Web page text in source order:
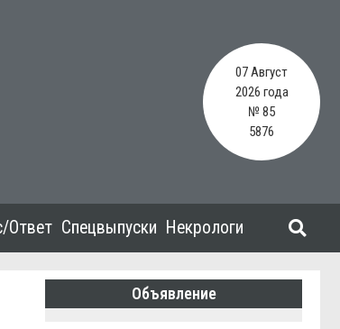
07 Август
2026 года
№ 85
5876
Ответ Спецвыпуски Некрологи
Объявление